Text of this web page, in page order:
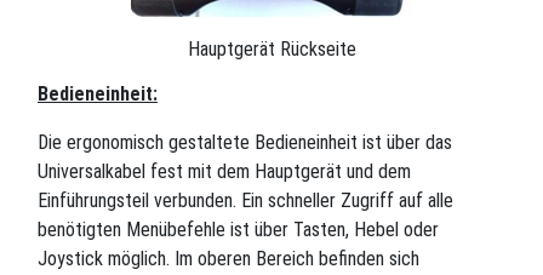
Hauptgerät Rückseite
Bedieneinheit:
Die ergonomisch gestaltete Bedieneinheit ist über das
Universalkabel fest mit dem Hauptgerät und dem
Einführungsteil verbunden. Ein schneller Zugriff auf alle
benötigten Menübefehle ist über Tasten, Hebel oder
Joystick möglich. Im oberen Bereich befinden sich